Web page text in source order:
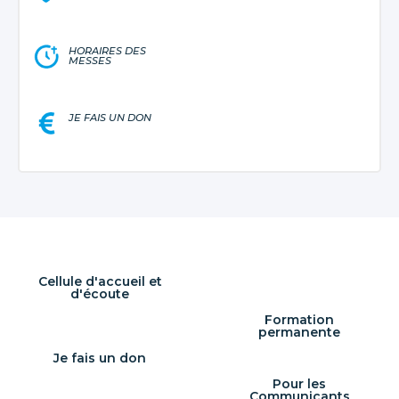
HORAIRES DES
MESSES
JE FAIS UN DON
Cellule d'accueil et
d'écoute
Formation
permanente
Je fais un don
Pour les